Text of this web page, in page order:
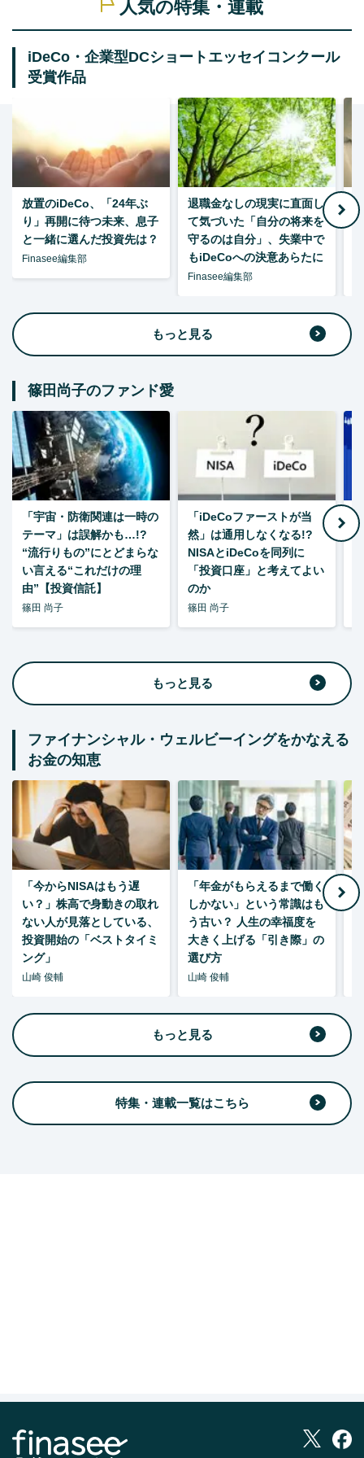
人気の特集・連載
iDeCo・企業型DCショートエッセイコンクール
受賞作品
放置のiDeCo、「24年ぶ
り」再開に待つ未来、息子
と一緒に選んだ投資先は？
Finasee編集部
退職金なしの現実に直面し
て気づいた「自分の将来を
守るのは自分」、失業中で
もiDeCoへの決意あらたに
Finasee編集部
もっと見る
篠田尚子のファンド愛
「宇宙・防衛関連は一時の
テーマ」は誤解かも…!?
“流行りもの”にとどまらな
い言える“これだけの理
由”【投資信託】
篠田 尚子
「iDeCoファーストが当
然」は通用しなくなる!?
NISAとiDeCoを同列に
「投資口座」と考えてよい
のか
篠田 尚子
もっと見る
ファイナンシャル・ウェルビーイングをかなえる
お金の知恵
「今からNISAはもう遅
い？」株高で身動きの取れ
ない人が見落としている、
投資開始の「ベストタイミ
ング」
山崎 俊輔
「年金がもらえるまで働く
しかない」という常識はも
う古い？ 人生の幸福度を
大きく上げる「引き際」の
選び方
山崎 俊輔
もっと見る
特集・連載一覧はこちら